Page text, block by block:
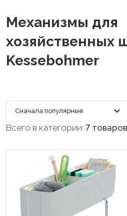
Механизмы для
хозяйственных
Kessebohmer
Сначала популярные
Всего в категории: 7 товаров